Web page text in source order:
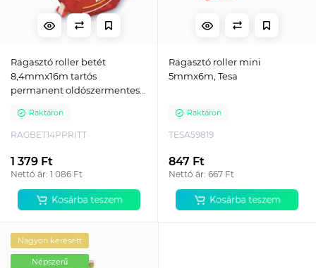
Ragasztó roller betét
8,4mmx16m tartós
permanent oldószermentes
Raktáron
RAGBET14PPRITT
1 379 Ft
Nettó ár: 1 086 Ft
Kosárba teszem
Ragasztó roller mini
5mmx6m, Tesa
Raktáron
TESA59819
847 Ft
Nettó ár: 667 Ft
Kosárba teszem
Nagyon keresett
Népszerű